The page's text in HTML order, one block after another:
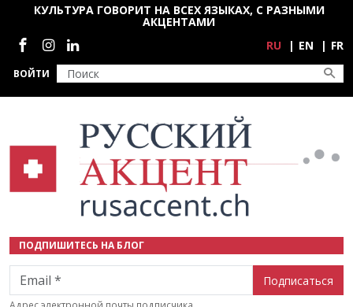
Перейти к основному содержанию
ВОЙТИ
КУЛЬТУРА ГОВОРИТ НА ВСЕХ ЯЗЫКАХ, С РАЗНЫМИ
АКЦЕНТАМИ
Социальные сети
RU EN FR
ПОДПИШИТЕСЬ НА БЛОГ
Email